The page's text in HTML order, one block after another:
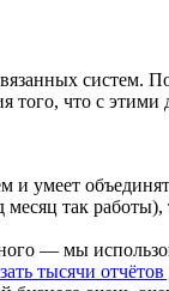
систем.
того, что с
умеет
так
— мы
тысячи